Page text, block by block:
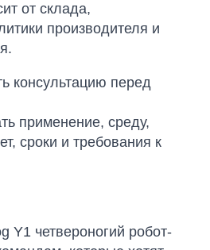
от склада,
производителя и
консультацию перед
применение, среду,
сроки и требования к
Y1 четвероногий робот-